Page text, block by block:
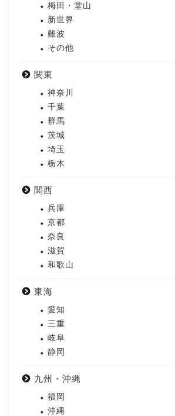
梅田・堂山
新世界
難波
その他
関東
神奈川
千葉
群馬
茨城
埼玉
栃木
関西
兵庫
京都
奈良
滋賀
和歌山
東海
愛知
三重
岐阜
静岡
九州・沖縄
福岡
沖縄